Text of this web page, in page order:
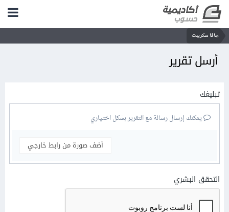
جافا سكريبت
أرسل تقرير
تبليغك
يمكنك إرسال رسالة مع التقرير بشكل اختياري
أضف صورة من رابط خارجي
التحقق البشري